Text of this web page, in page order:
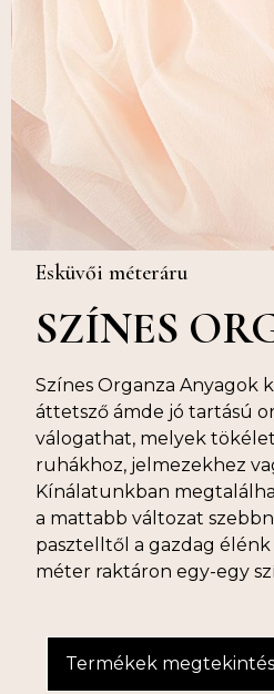
Esküvői méteráru
SZÍNES
Színes Organza Anyagok
áttetsző ámde jó tartású
válogathat, melyek
ruhákhoz, jelmezekhez
Kínálatunkban
a mattabb változat
pasztelltől a gazdag
méter raktáron egy-egy
Termékek